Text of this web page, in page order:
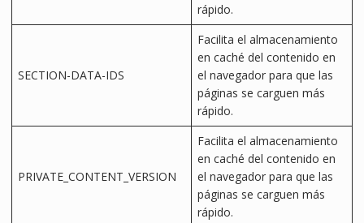
rápido.
SECTION-DATA-IDS
Facilita el almacenamiento
en caché del contenido en
el navegador para que las
páginas se carguen más
rápido.
PRIVATE_CONTENT_VERSION
Facilita el almacenamiento
en caché del contenido en
el navegador para que las
páginas se carguen más
rápido.